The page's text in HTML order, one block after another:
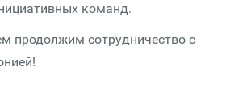
команд.
продолжим сотрудничество с